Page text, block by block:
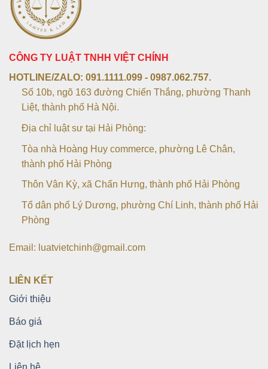
CÔNG TY LUẬT TNHH VIỆT CHÍNH
HOTLINE/ZALO: 091.1111.099 - 0987.062.757.
Số 10b, ngõ 163 đường Chiến Thắng, phường Thanh
Liệt, thành phố Hà Nội.
Địa chỉ luật sư tại Hải Phòng:
Tòa nhà Hoàng Huy commerce, phường Lê Chân,
thành phố Hải Phòng
Thôn Vân Kỳ, xã Chấn Hưng, thành phố Hải Phòng
Tổ dân phố Lý Dương, phường Chí Linh, thành phố Hải
Phòng
Email: luatvietchinh@gmail.com
LIÊN KẾT
Giới thiệu
Báo giá
Đặt lịch hẹn
Liên hệ